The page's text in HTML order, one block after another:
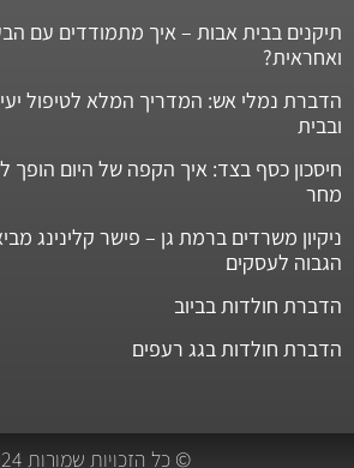
תיקנים בבית אבות – איך מתמודדים עם
ואחראית?
הדברת נמלי אש: המדריך המלא לטיפול
ובבית
חיסכון כסף בצד: איך הקפה של היום
מחר
ניקיון משרדים ברמת גן – פישר קלינינג
הגבוה לעסקים
הדברת חולדות בביוב
הדברת חולדות בגג רעפים
© כל הזכויות שמורות 2024